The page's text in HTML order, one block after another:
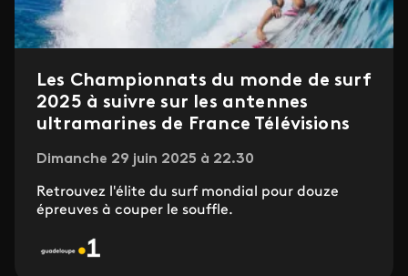
Les Championnats du monde de surf
2025 à suivre sur les antennes
ultramarines de France Télévisions
Dimanche 29 juin 2025 à 22.30
Retrouvez l'élite du surf mondial pour douze
épreuves à couper le souffle.